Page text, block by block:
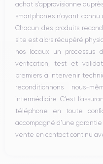
achat s’approvisionne
smartphones n’ayant
Chacun des produits
site est alors récupéré
nos locaux un processus
vérification, test et
premiers à intervenir
reconditionnons nous-
intermédiaire. C’est
téléphone en toute
accompagné d’une
vente en contact continu